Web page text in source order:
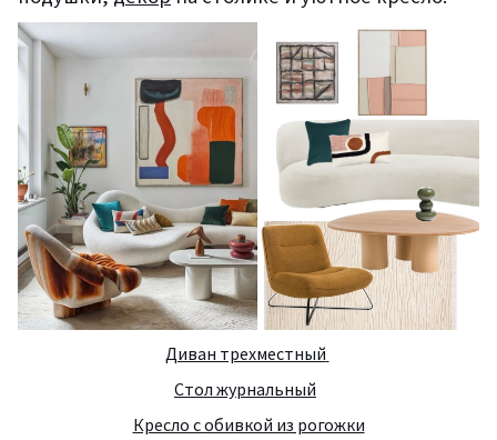
Диван трехместный
Стол журнальный
Кресло с обивкой из рогожки